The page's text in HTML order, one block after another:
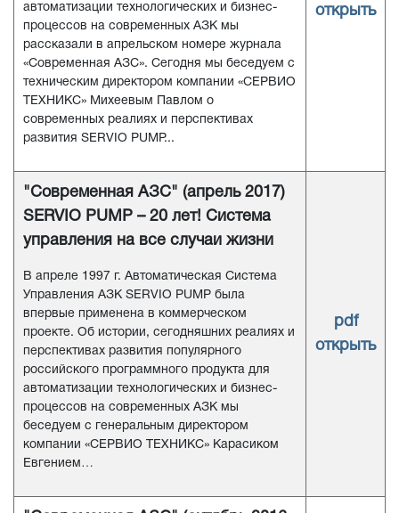
автоматизации технологических и бизнес-
процессов на современных АЗК мы
рассказали в апрельском номере журнала
«Современная АЗС». Сегодня мы беседуем с
техническим директором компании «СЕРВИО
ТЕХНИКС» Михеевым Павлом о
современных реалиях и перспективах
развития SERVIO PUMP...
открыть
"Современная АЗС" (апрель 2017)
SERVIO PUMP – 20 лет! Система
управления на все случаи жизни
В апреле 1997 г. Автоматическая Система
Управления АЗК SERVIO PUMP была
впервые применена в коммерческом
проекте. Об истории, сегодняшних реалиях и
перспективах развития популярного
российского программного продукта для
автоматизации технологических и бизнес-
процессов на современных АЗК мы
беседуем с генеральным директором
компании «СЕРВИО ТЕХНИКС» Карасиком
Евгением…
pdf
открыть